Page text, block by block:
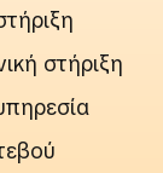
στήριξη